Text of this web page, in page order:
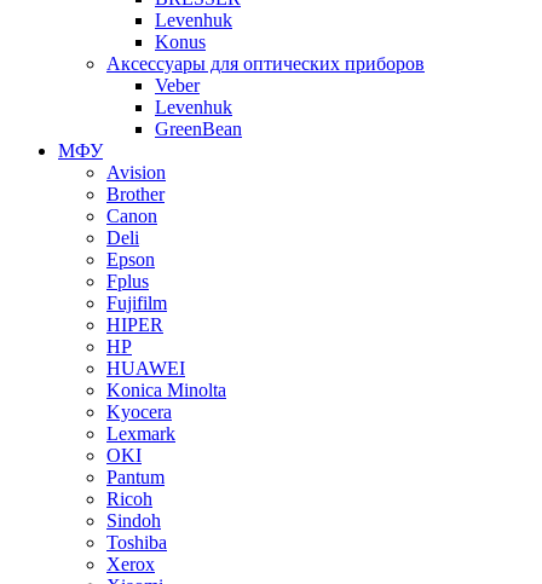
Levenhuk
Konus
Аксессуары для оптических приборов
Veber
Levenhuk
GreenBean
МФУ
Avision
Brother
Canon
Deli
Epson
Fplus
Fujifilm
HIPER
HP
HUAWEI
Konica Minolta
Kyocera
Lexmark
OKI
Pantum
Ricoh
Sindoh
Toshiba
Xerox